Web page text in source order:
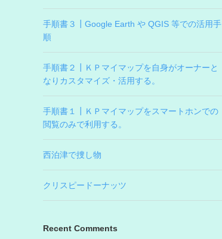
手順書３┃Google Earth や QGIS 等での活用手
順
手順書２┃ＫＰマイマップを自身がオーナーと
なりカスタマイズ・活用する。
手順書１┃ＫＰマイマップをスマートホンでの
閲覧のみで利用する。
西泊津で捜し物
クリスピードーナッツ
Recent Comments